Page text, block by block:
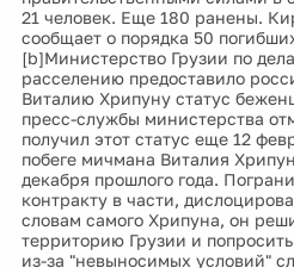
21 человек. Еще 180 ранены.
сообщает о порядка 50
[b]Министерство Грузии по
расселению предоставило
Виталию Хрипуну статус
пресс-службы министерства
получил этот статус еще 12
побеге мичмана Виталия
декабря прошлого года.
контракту в части,
словам самого Хрипуна, он
территорию Грузии и
из-за "невыносимых условий"